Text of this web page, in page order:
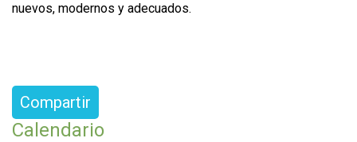
nuevos, modernos y adecuados.
Compartir
Calendario